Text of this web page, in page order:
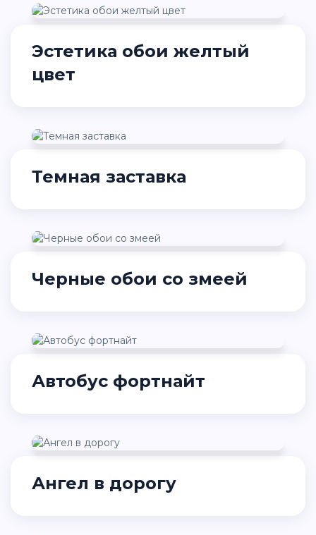
Эстетика обои желтый
цвет
Темная заставка
Черные обои со змеей
Автобус фортнайт
Ангел в дорогу